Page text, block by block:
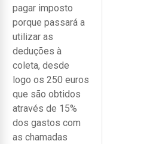
pagar imposto
porque passará a
utilizar as
deduções à
coleta, desde
logo os 250 euros
que são obtidos
através de 15%
dos gastos com
as chamadas